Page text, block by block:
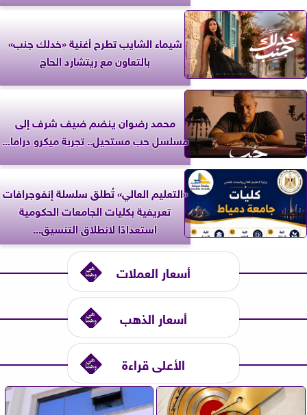
شيماء الشايب تطرح أغنية «خدلك جنب»
بالتعاون مع ريتشارد الحاج
محمد رضوان ينضم ضيف شرف إلى
مسلسل حب مستحيل.. تجربة ميكرو دراما...
«التعليم العالي» تُطلق سلسلة إنفوجرافات
تعريفية بكليات الجامعات الحكومية
استعدادًا لانطلاق التنسيق...
أسعار العملات
أسعار الذهب
الأعلى قراءة